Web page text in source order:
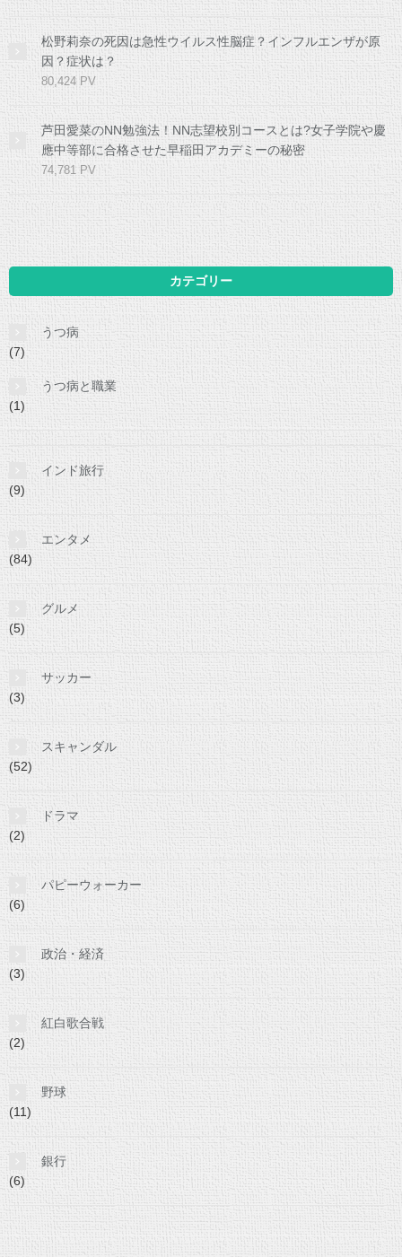
松野莉奈の死因は急性ウイルス性脳症？インフルエンザが原
因？症状は？
80,424 PV
芦田愛菜のNN勉強法！NN志望校別コースとは?女子学院や慶
應中等部に合格させた早稲田アカデミーの秘密
74,781 PV
カテゴリー
うつ病
(7)
うつ病と職業
(1)
インド旅行
(9)
エンタメ
(84)
グルメ
(5)
サッカー
(3)
スキャンダル
(52)
ドラマ
(2)
パピーウォーカー
(6)
政治・経済
(3)
紅白歌合戦
(2)
野球
(11)
銀行
(6)